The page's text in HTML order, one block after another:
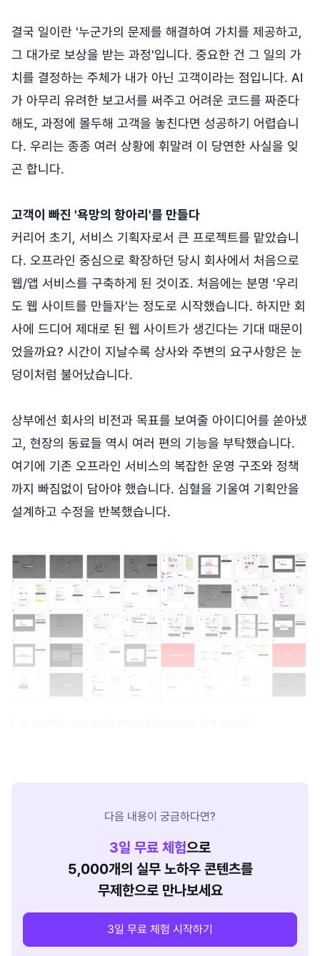
결국 일이란 '누군가의 문제를 해결하여 가치를 제공하고,
그 대가로 보상을 받는 과정'입니다. 중요한 건 그 일의 가
치를 결정하는 주체가 내가 아닌 고객이라는 점입니다. AI
가 아무리 유려한 보고서를 써주고 어려운 코드를 짜준다
해도, 과정에 몰두해 고객을 놓친다면 성공하기 어렵습니
다. 우리는 종종 여러 상황에 휘말려 이 당연한 사실을 잊
곤 합니다.
고객이 빠진 '욕망의 항아리'를 만들다
커리어 초기, 서비스 기획자로서 큰 프로젝트를 맡았습니
다. 오프라인 중심으로 확장하던 당시 회사에서 처음으로
웹/앱 서비스를 구축하게 된 것이죠. 처음에는 분명 '우리
도 웹 사이트를 만들자'는 정도로 시작했습니다. 하지만 회
사에 드디어 제대로 된 웹 사이트가 생긴다는 기대 때문이
었을까요? 시간이 지날수록 상사와 주변의 요구사항은 눈
덩이처럼 불어났습니다.
상부에선 회사의 비전과 목표를 보여줄 아이디어를 쏟아냈
고, 현장의 동료들 역시 여러 편의 기능을 부탁했습니다.
여기에 기존 오프라인 서비스의 복잡한 운영 구조와 정책
까지 빠짐없이 담아야 했습니다. 심혈을 기울여 기획안을
설계하고 수정을 반복했습니다.
다음 내용이 궁금하다면?
3일 무료 체험으로
5,000개의 실무 노하우 콘텐츠를
무제한으로 만나보세요
3일 무료 체험 시작하기